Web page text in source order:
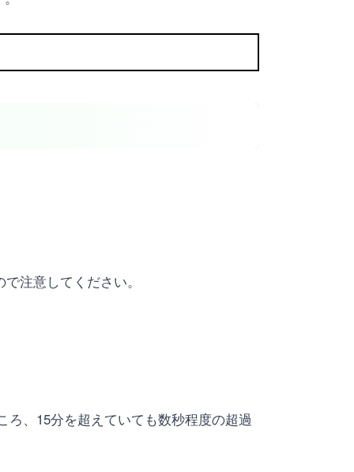
注意してください。
、15分を超えていても数秒程度の超過